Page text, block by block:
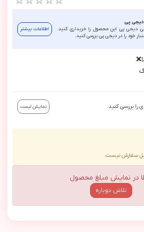
دیجی پی
دیجی پی این محصول را خریداری کنید.
خود را در دیجی پی بررسی کنید.
اطلاعات بیشتر
را بررسی کنید. نمایش لیست
سفارش نیست.
در نمایش مبلغ محصول
تلاش دوباره